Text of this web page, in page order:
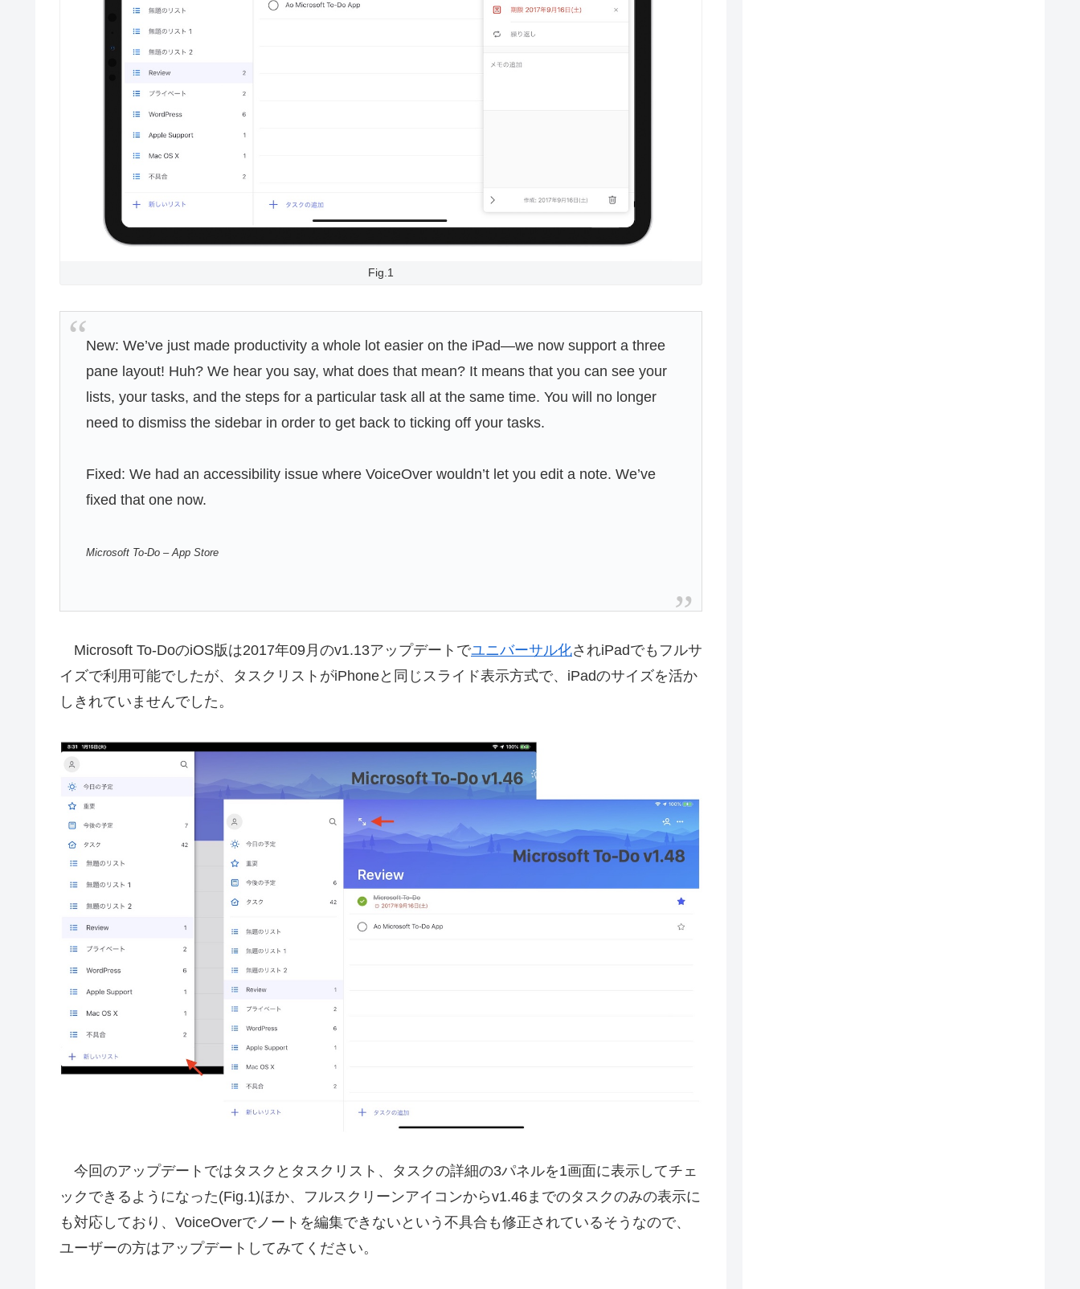
Fig.1
New: We’ve just made productivity a whole lot easier on the iPad—we now support a three
pane layout! Huh? We hear you say, what does that mean? It means that you can see your
lists, your tasks, and the steps for a particular task all at the same time. You will no longer
need to dismiss the sidebar in order to get back to ticking off your tasks.
Fixed: We had an accessibility issue where VoiceOver wouldn’t let you edit a note. We’ve
fixed that one now.
Microsoft To-Do – App Store
Microsoft To-DoのiOS版は2017年09月のv1.13アップデートでユニバーサル化されiPadでもフルサ
イズで利用可能でしたが、タスクリストがiPhoneと同じスライド表示方式で、iPadのサイズを活か
しきれていませんでした。
今回のアップデートではタスクとタスクリスト、タスクの詳細の3パネルを1画面に表示してチェ
ックできるようになった(Fig.1)ほか、フルスクリーンアイコンからv1.46までのタスクのみの表示に
も対応しており、VoiceOverでノートを編集できないという不具合も修正されているそうなので、
ユーザーの方はアップデートしてみてください。